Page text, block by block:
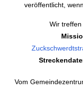
veröffentlicht,
Wir
Vom